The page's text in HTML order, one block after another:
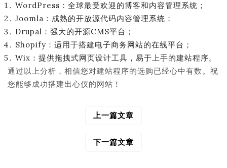
WordPress：全球最受欢迎的博客和内容管理系统；
Joomla：成熟的开放源代码内容管理系统；
Drupal：强大的开源CMS平台；
Shopify：适用于搭建电子商务网站的在线平台；
Wix：提供拖拽式网页设计工具，易于上手的建站程序。
通过以上分析，相信您对建站程序的选购已经心中有数。祝
您能够成功搭建出心仪的网站！
上一篇文章
下一篇文章